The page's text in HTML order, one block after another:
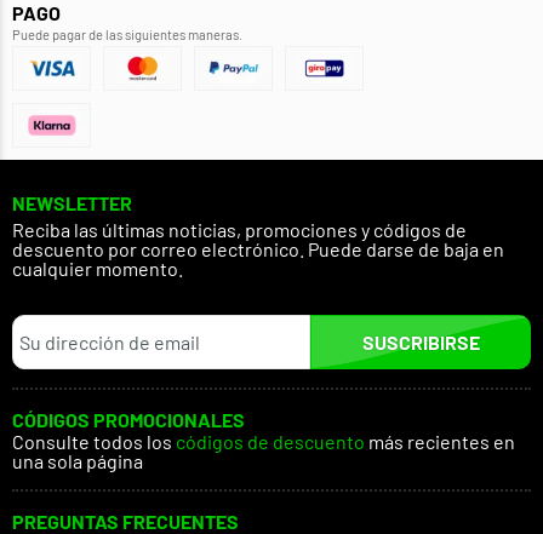
PAGO
Puede pagar de las siguientes maneras.
NEWSLETTER
Reciba las últimas noticias, promociones y códigos de
descuento por correo electrónico. Puede darse de baja en
cualquier momento.
SUSCRIBIRSE
CÓDIGOS PROMOCIONALES
Consulte todos los códigos de descuento más recientes en
una sola página
PREGUNTAS FRECUENTES